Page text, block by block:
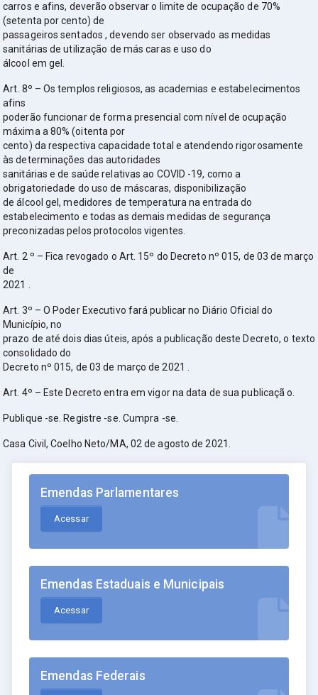
carros e afins, deverão observar o limite de ocupação de 70%
(setenta por cento) de
passageiros sentados , devendo ser observado as medidas
sanitárias de utilização de más caras e uso do
álcool em gel.
Art. 8º – Os templos religiosos, as academias e estabelecimentos
afins
poderão funcionar de forma presencial com nível de ocupação
máxima a 80% (oitenta por
cento) da respectiva capacidade total e atendendo rigorosamente
às determinações das autoridades
sanitárias e de saúde relativas ao COVID -19, como a
obrigatoriedade do uso de máscaras, disponibilização
de álcool gel, medidores de temperatura na entrada do
estabelecimento e todas as demais medidas de segurança
preconizadas pelos protocolos vigentes.
Art. 2 º – Fica revogado o Art. 15º do Decreto nº 015, de 03 de março
de
2021 .
Art. 3º – O Poder Executivo fará publicar no Diário Oficial do
Município, no
prazo de até dois dias úteis, após a publicação deste Decreto, o texto
consolidado do
Decreto nº 015, de 03 de março de 2021 .
Art. 4º – Este Decreto entra em vigor na data de sua publicaçã o.
Publique -se. Registre -se. Cumpra -se.
Casa Civil, Coelho Neto/MA, 02 de agosto de 2021.
Emendas Parlamentares
Acessar
Emendas Estaduais e Municipais
Acessar
Emendas Federais